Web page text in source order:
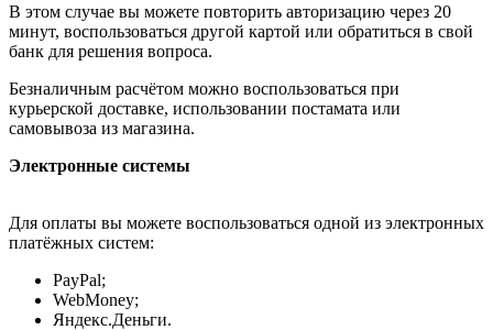
В этом случае вы можете повторить авторизацию через 20
минут, воспользоваться другой картой или обратиться в свой
банк для решения вопроса.
Безналичным расчётом можно воспользоваться при
курьерской доставке, использовании постамата или
самовывоза из магазина.
Электронные системы
Для оплаты вы можете воспользоваться одной из электронных
платёжных систем:
PayPal;
WebMoney;
Яндекс.Деньги.